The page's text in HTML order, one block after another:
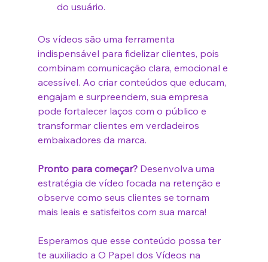
do usuário.
Os vídeos são uma ferramenta
indispensável para fidelizar clientes, pois
combinam comunicação clara, emocional e
acessível. Ao criar conteúdos que educam,
engajam e surpreendem, sua empresa
pode fortalecer laços com o público e
transformar clientes em verdadeiros
embaixadores da marca.
Pronto para começar? Desenvolva uma
estratégia de vídeo focada na retenção e
observe como seus clientes se tornam
mais leais e satisfeitos com sua marca!
Esperamos que esse conteúdo possa ter
te auxiliado a O Papel dos Vídeos na